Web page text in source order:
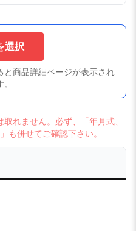
選択
と商品詳細ページが表示され
れません。必ず、「年月式、
も併せてご確認下さい。